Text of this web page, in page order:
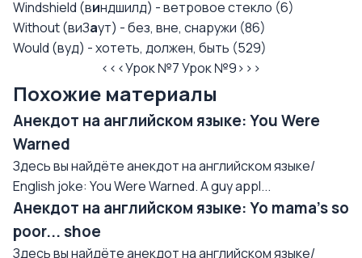
Windshield (виндшилд) - ветровое стекло (6)
Without (виЗаут) - без, вне, снаружи (86)
Would (вуд) - хотеть, должен, быть (529)
<<<Урок №7Урок №9>>>
Похожие материалы
Анекдот на английском языке: You Were
Warned
Здесь вы найдёте анекдот на английском языке/
English joke: You Were Warned. A guy appl...
Анекдот на английском языке: Yo mama's so
poor... shoe
Здесь вы найдёте анекдот на английском языке/